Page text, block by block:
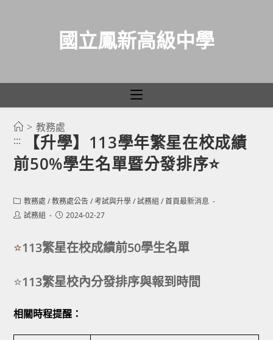
國立鳳新高級中學
> 教務處
:::
【升學】113學年繁星在校成績
前50%學生名單暨分發排序⭐
Post
category:
教務處 / 教務處公告 / 考試與升學 / 試務組 / 首頁最新消息
Post試務組
Post2024-02-27
⭐113繁星在校成績前50學生名單
⭐113繁星校內分發排序與報到時間
相關時程提醒：